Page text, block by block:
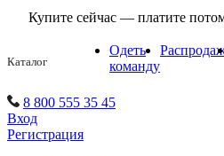
Купите сейчас — платите
Каталог
Одеть
команду
8 800 555 35 45
Вход
Регистрация